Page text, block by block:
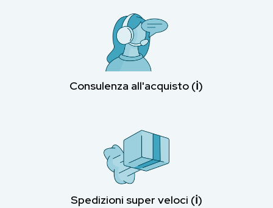
Consulenza all'acquisto (ℹ︎)
Spedizioni super veloci (ℹ︎)